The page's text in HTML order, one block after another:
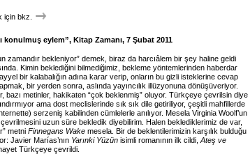
için bkz.
konulmuş eylem”, Kitap Zamanı, 7 Şubat 2011
zamandır bekleniyor” demek, biraz da harcıâlem bir şey haline geldi
Kimin beklediğini bilmediğimiz, bekleme yöntemlerinden haberdar
bir kalabalığın adına karar verip, onların bu gizli isteklerine cevap
bir yerden sonra, aslında yayıncılık illüzyonuna dönüşüveriyor.
bazı metinler, hakikaten “çok beklenmiş” oluyor. Türkçeye çevrilsin diye
ama dost meclislerinde sık sık dile getiriliyor, çeşitli mahfillerde
serzeniş kabilinden cümlelerle anılıyor. Mesela Virginia Woolf’un
uzun süre bekledik diyebilirim. Halen beklediklerimiz de var,
metni Finnegans Wake mesela. Bir de beklentilerimizin karşılık bulduğu
Javier Marías’nın Yarınki Yüzün isimli romanının ilk cildi, Ateş ve
Türkçeye çevrildi.